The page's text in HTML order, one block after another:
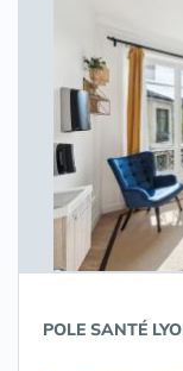
POLE SANTÉ